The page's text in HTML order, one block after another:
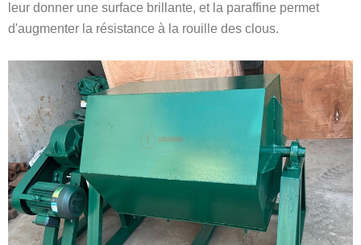
leur donner une surface brillante, et la paraffine permet
d'augmenter la résistance à la rouille des clous.